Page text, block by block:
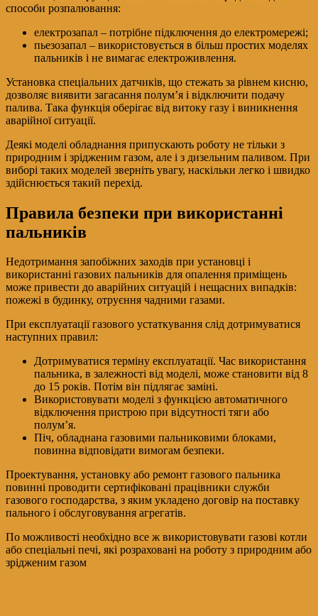
способи розпалювання:
електрозапал – потрібне підключення до електромережі;
пьезозапал – використовується в більш простих моделях
пальників і не вимагає електроживлення.
Установка спеціальних датчиків, що стежать за рівнем кисню,
дозволяє виявити загасання полум’я і відключити подачу
палива. Така функція оберігає від витоку газу і виникнення
аварійної ситуації.
Деякі моделі обладнання припускають роботу не тільки з
природним і зрідженим газом, але і з дизельним паливом. При
виборі таких моделей зверніть увагу, наскільки легко і швидко
здійснюється такий перехід.
Правила безпеки при використанні
пальників
Недотримання запобіжних заходів при установці і
використанні газових пальників для опалення приміщень
може привести до аварійних ситуацій і нещасних випадків:
пожежі в будинку, отруєння чадними газами.
При експлуатації газового устаткування слід дотримуватися
наступних правил:
Дотримуватися терміну експлуатації. Час використання
пальника, в залежності від моделі, може становити від 8
до 15 років. Потім він підлягає заміні.
Використовувати моделі з функцією автоматичного
відключення пристрою при відсутності тяги або
полум’я.
Піч, обладнана газовими пальниковими блоками,
повинна відповідати вимогам безпеки.
Проектування, установку або ремонт газового пальника
повинні проводити сертифіковані працівники служби
газового господарства, з яким укладено договір на поставку
пального і обслуговування агрегатів.
По можливості необхідно все ж використовувати газові котли
або спеціальні печі, які розраховані на роботу з природним або
зрідженим газом